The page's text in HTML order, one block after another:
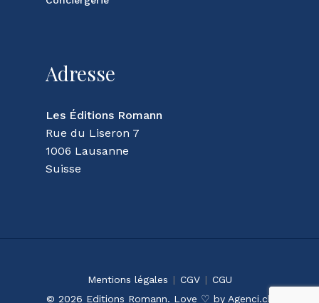
Voir Le Panier Commander
Adresse
Les Éditions Romann
Rue du Liseron 7
1006 Lausanne
Suisse
Mentions légales | CGV| CGU
© 2026 Editions Romann. Love ♡ by Agenci.ch